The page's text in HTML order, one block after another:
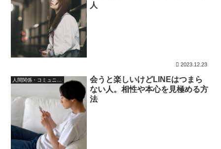
人
2023.12.23
会うと楽しいけどLINEはつまら
ない人。相性や本心を見極める方
法